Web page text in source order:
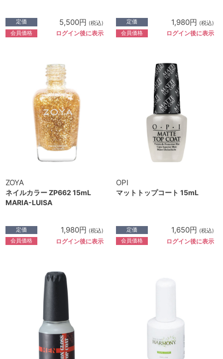
定価 5,500円 (税込)
会員価格 ログイン後に表示
定価 1,980円 (税込)
会員価格 ログイン後に表示
ZOYA
ネイルカラー ZP662 15mL
MARIA-LUISA
定価 1,980円 (税込)
会員価格 ログイン後に表示
OPI
マットトップコート 15mL
定価 1,650円 (税込)
会員価格 ログイン後に表示